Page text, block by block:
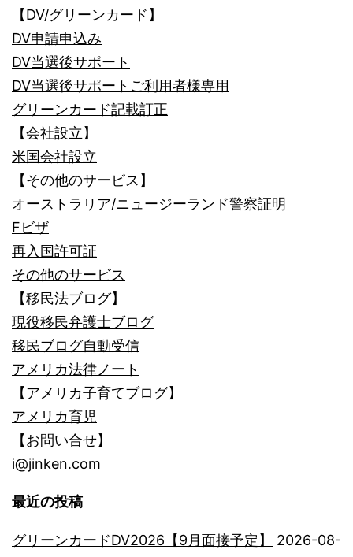
【DV/グリーンカード】
DV申請申込み
DV当選後サポート
DV当選後サポートご利用者様専用
グリーンカード記載訂正
【会社設立】
米国会社設立
【その他のサービス】
オーストラリア/ニュージーランド警察証明
Fビザ
再入国許可証
その他のサービス
【移民法ブログ】
現役移民弁護士ブログ
移民ブログ自動受信
アメリカ法律ノート
【アメリカ子育てブログ】
アメリカ育児
【お問い合せ】
i@jinken.com
最近の投稿
グリーンカードDV2026【9月面接予定】
2026-08-